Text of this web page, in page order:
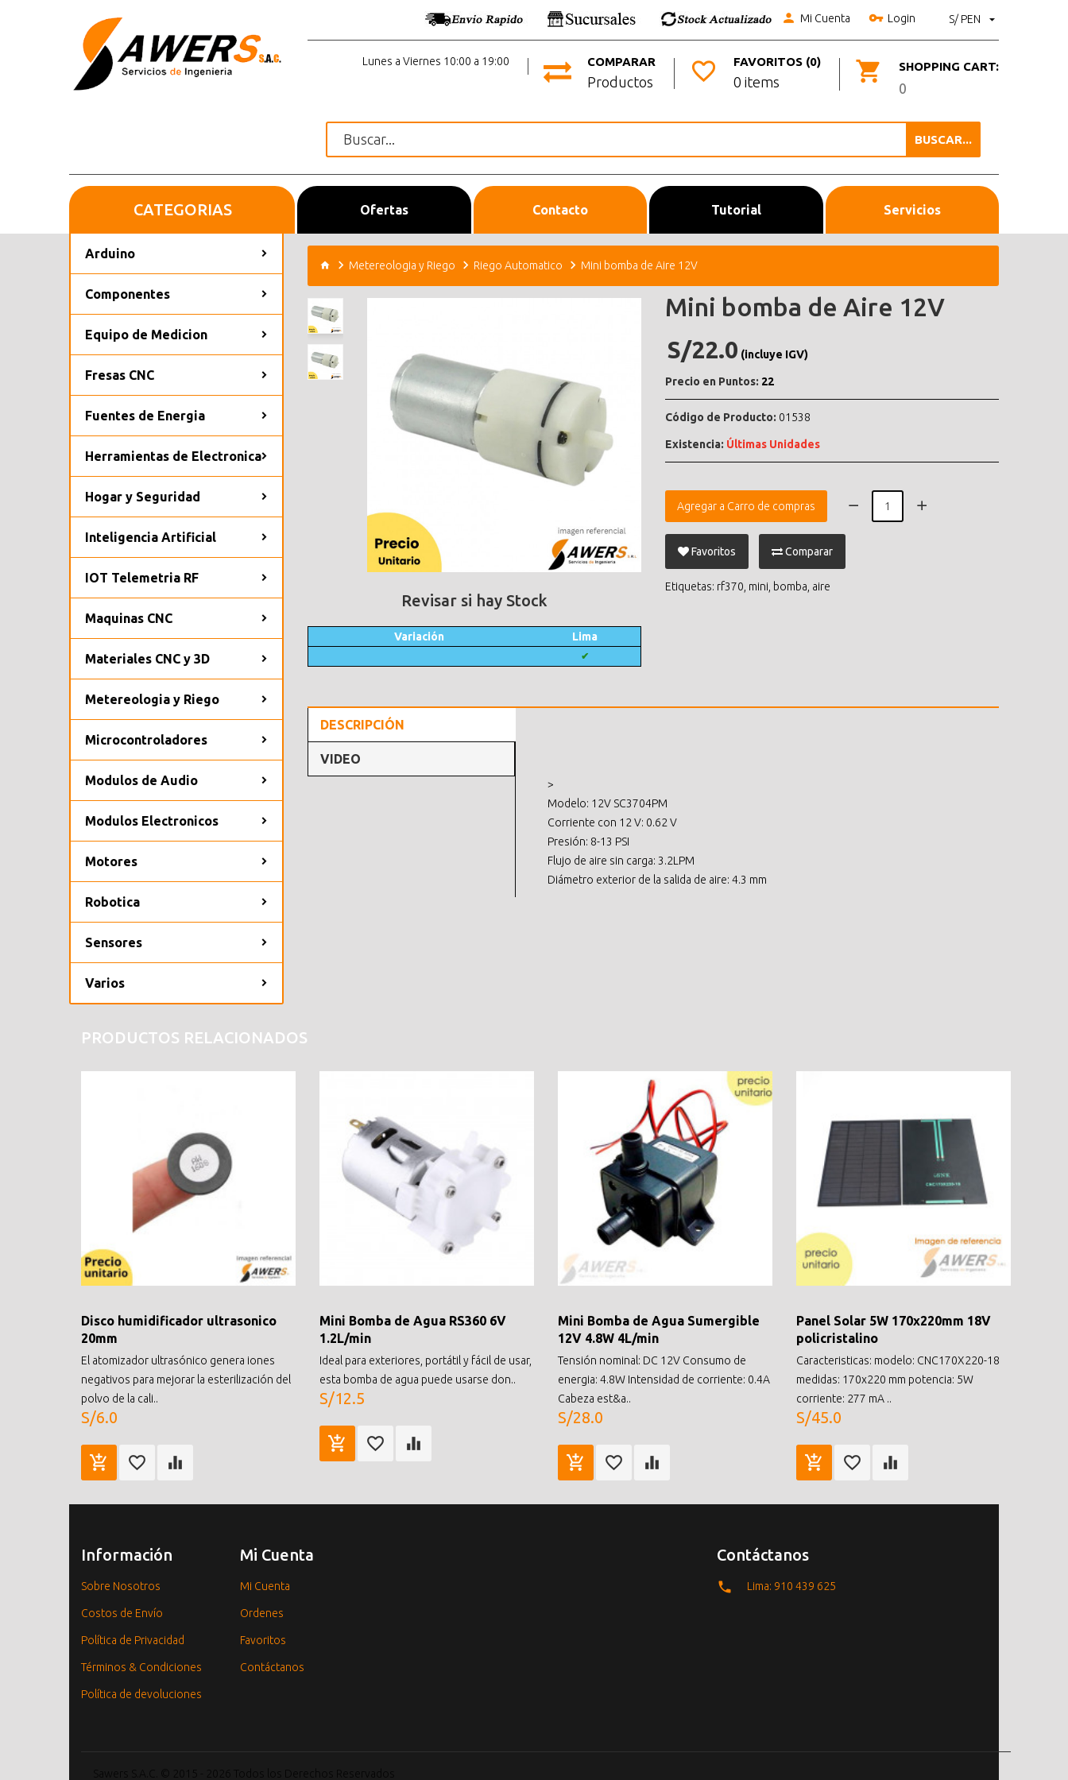
S/ PEN
Mi Cuenta Login
SHOPPING CART:
0
FAVORITOS (0)
0 items
COMPARAR
Productos
Lunes a Viernes 10:00 a 19:00
BUSCAR...
Inicio Ofertas Contacto Tutorial Servicios
CATEGORIAS
Arduino
Componentes
Equipo de Medicion
Fresas CNC
Fuentes de Energia
Herramientas de Electronica
Hogar y Seguridad
Inteligencia Artificial
IOT Telemetria RF
Maquinas CNC
Materiales CNC y 3D
Metereologia y Riego
Microcontroladores
Modulos de Audio
Modulos Electronicos
Motores
Robotica
Sensores
Varios
Metereologia y Riego Riego Automatico Mini bomba de Aire 12V
Revisar si hay Stock
Variación Lima
✔
Mini bomba de Aire 12V
S/22.0 (incluye IGV)
Precio en Puntos: 22
Código de Producto: 01538
Existencia: Últimas Unidades
Agregar a Carro de compras
Favoritos Comparar
Etiquetas: rf370 mini bomba aire
DESCRIPCIÓN
VIDEO
>
Modelo: 12V SC3704PM
Corriente con 12 V: 0.62 V
Presión: 8-13 PSI
Flujo de aire sin carga: 3.2LPM
Diámetro exterior de la salida de aire: 4.3 mm
PRODUCTOS RELACIONADOS
Disco humidificador ultrasonico
20mm
El atomizador ultrasónico genera iones
negativos para mejorar la esterilización del
polvo de la cali..
S/6.0
Mini Bomba de Agua RS360 6V
1.2L/min
Ideal para exteriores, portátil y fácil de usar,
esta bomba de agua puede usarse don..
S/12.5
Mini Bomba de Agua Sumergible
12V 4.8W 4L/min
Tensión nominal: DC 12V Consumo de
energia: 4.8W Intensidad de corriente: 0.4A
Cabeza est&a..
S/28.0
Panel Solar 5W 170x220mm 18V
policristalino
Caracteristicas: modelo: CNC170X220-18
medidas: 170x220 mm potencia: 5W
corriente: 277 mA ..
S/45.0
Información
Sobre Nosotros
Costos de Envío
Política de Privacidad
Términos & Condiciones
Política de devoluciones
Mi Cuenta
Mi Cuenta
Ordenes
Favoritos
Contáctanos
Contáctanos
Lima: 910 439 625